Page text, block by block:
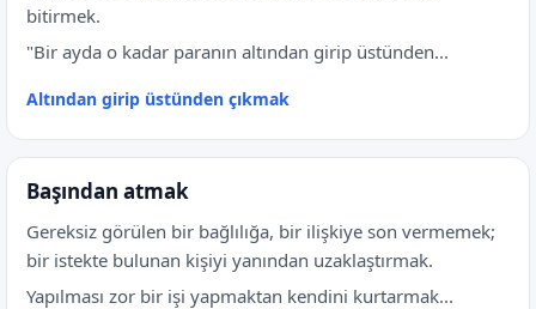
bitirmek.
"Bir ayda o kadar paranın altından girip üstünden...
Altından girip üstünden çıkmak
Başından atmak
Gereksiz görülen bir bağlılığa, bir ilişkiye son vermemek;
bir istekte bulunan kişiyi yanından uzaklaştırmak.
Yapılması zor bir işi yapmaktan kendini kurtarmak...